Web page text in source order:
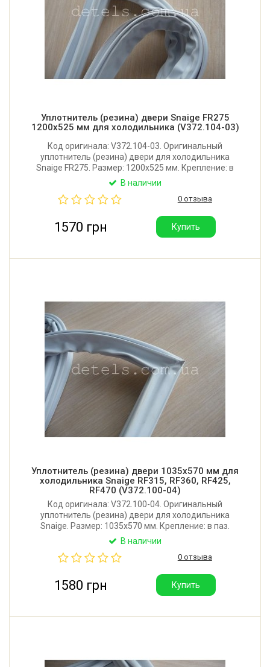
Уплотнитель (резина) двери Snaige FR275
1200x525 мм для холодильника (V372.104-03)
Код оригинала: V372.104-03. Оригинальный
уплотнитель (резина) двери для холодильника
Snaige FR275. Размер: 1200x525 мм. Крепление: в
паз. Производитель: Литва.
В наличии
0 отзыва
1570 грн Купить
Уплотнитель (резина) двери 1035x570 мм для
холодильника Snaige RF315, RF360, RF425,
RF470 (V372.100-04)
Код оригинала: V372.100-04. Оригинальный
уплотнитель (резина) двери для холодильника
Snaige. Размер: 1035x570 мм. Крепление: в паз.
Производитель: Литва.
В наличии
0 отзыва
1580 грн Купить